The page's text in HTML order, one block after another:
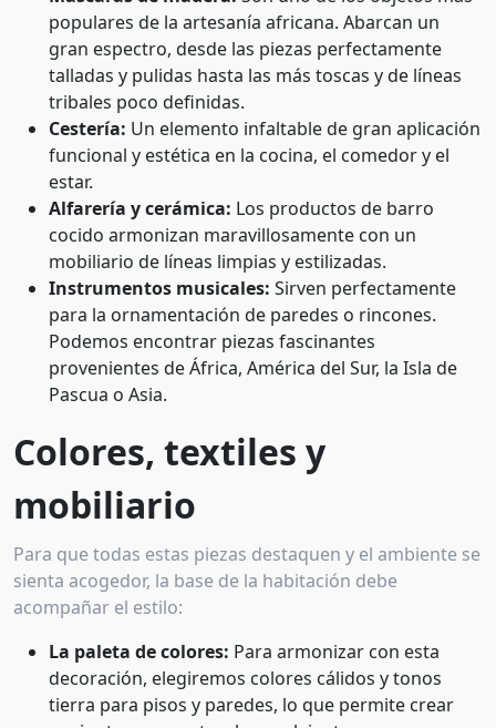
populares de la artesanía africana. Abarcan un
gran espectro, desde las piezas perfectamente
talladas y pulidas hasta las más toscas y de líneas
tribales poco definidas.
Cestería: Un elemento infaltable de gran aplicación
funcional y estética en la cocina, el comedor y el
estar.
Alfarería y cerámica: Los productos de barro
cocido armonizan maravillosamente con un
mobiliario de líneas limpias y estilizadas.
Instrumentos musicales: Sirven perfectamente
para la ornamentación de paredes o rincones.
Podemos encontrar piezas fascinantes
provenientes de África, América del Sur, la Isla de
Pascua o Asia.
Colores, textiles y
mobiliario
Para que todas estas piezas destaquen y el ambiente se
sienta acogedor, la base de la habitación debe
acompañar el estilo:
La paleta de colores: Para armonizar con esta
decoración, elegiremos colores cálidos y tonos
tierra para pisos y paredes, lo que permite crear